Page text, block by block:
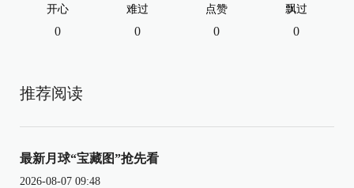
开心
0
难过
0
点赞
0
飘过
0
推荐阅读
最新月球“宝藏图”抢先看
2026-08-07 09:48